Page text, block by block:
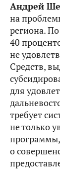
Андрей
на
региона.
40
не
Средств,
для
требует
не только
программы,
о